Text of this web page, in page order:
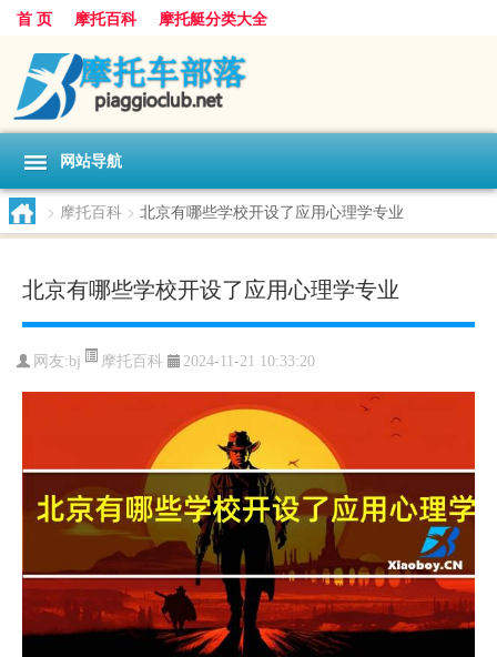
首 页 摩托百科 摩托艇分类大全
网站导航
> 摩托百科 > 北京有哪些学校开设了应用心理学专业
北京有哪些学校开设了应用心理学专业
网友:bj 摩托百科 2024-11-21 10:33:20